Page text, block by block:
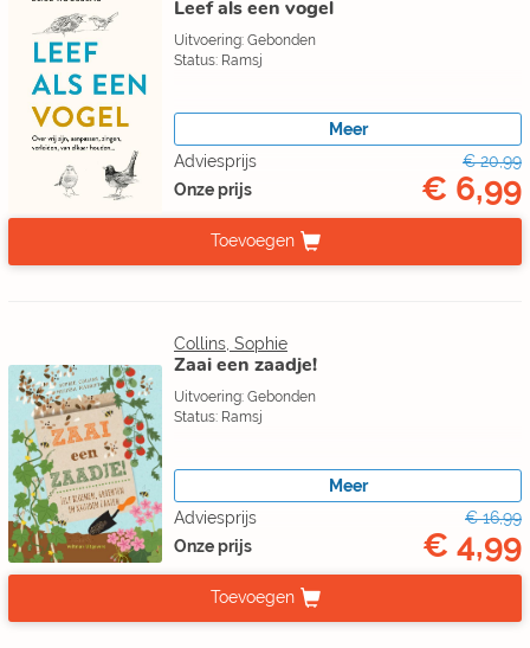
Leef als een vogel
Uitvoering: Gebonden
Status: Ramsj
Meer
Adviesprijs
€ 20,99
Onze prijs
€ 6,99
Toevoegen
Collins, Sophie
Zaai een zaadje!
Uitvoering: Gebonden
Status: Ramsj
Meer
Adviesprijs
€ 16,99
Onze prijs
€ 4,99
Toevoegen